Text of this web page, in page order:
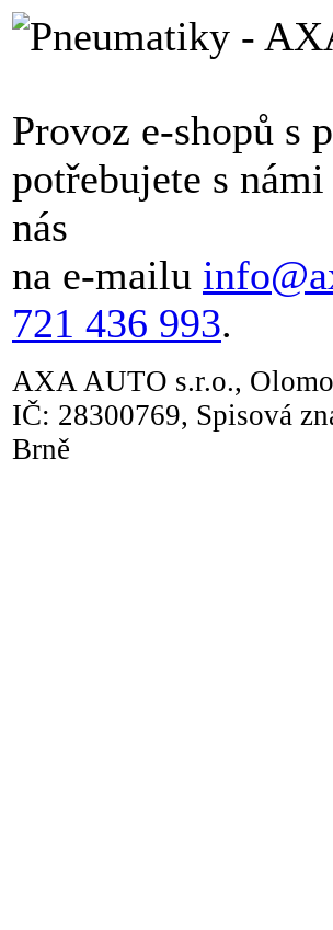
Provoz e-shopů s
potřebujete s
nás
na e-mailu
721 436 993.
AXA AUTO s.r.o.,
IČ: 28300769, Spisová
Brně